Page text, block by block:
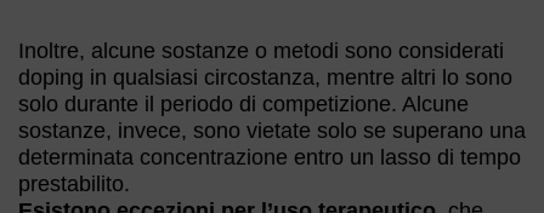
Inoltre, alcune sostanze o metodi sono considerati
doping in qualsiasi circostanza, mentre altri lo sono
solo durante il periodo di competizione. Alcune
sostanze, invece, sono vietate solo se superano una
determinata concentrazione entro un lasso di tempo
prestabilito.